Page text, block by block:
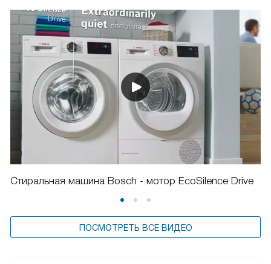
Стиральная машина Bosch - мотор EcoSilence Drive
ПОСМОТРЕТЬ ВСЕ ВИДЕО